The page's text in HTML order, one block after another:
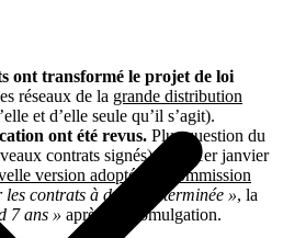
ont transformé le projet de loi
réseaux de la grande distribution
et d’elle seule qu’il s’agit).
ont été revus. Plus question du
contrats signés) et du 1er janvier
version adoptée en commission
les contrats à durée déterminée », la
7 ans » après sa promulgation.